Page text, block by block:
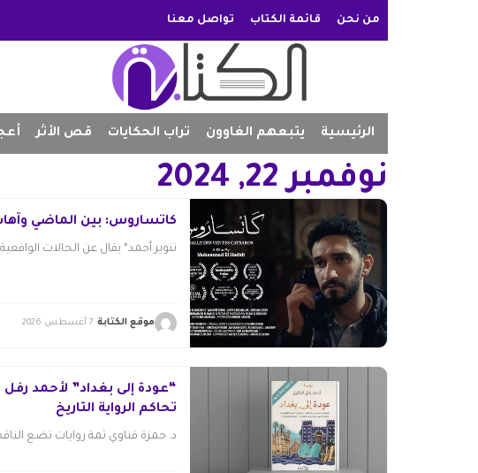
من نحن قائمة الكتاب تواصل معنا
الرئيسية يتبعهم الغاوون تراب الحكايات قص الأثر
نوفمبر 22, 2024
كاتساروس: بين الماضي
تنوير أحمد* يقال عن الحالات الواقعية
موقع الكتابة 7 أغسطس 2026
“عودة إلى بغداد” لأحمد
تحاكم الرواية التاريخ
د. حمزة قناوي ثمة روايات تضع